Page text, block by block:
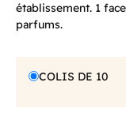
établissement. 1
parfums.
COLIS DE 10